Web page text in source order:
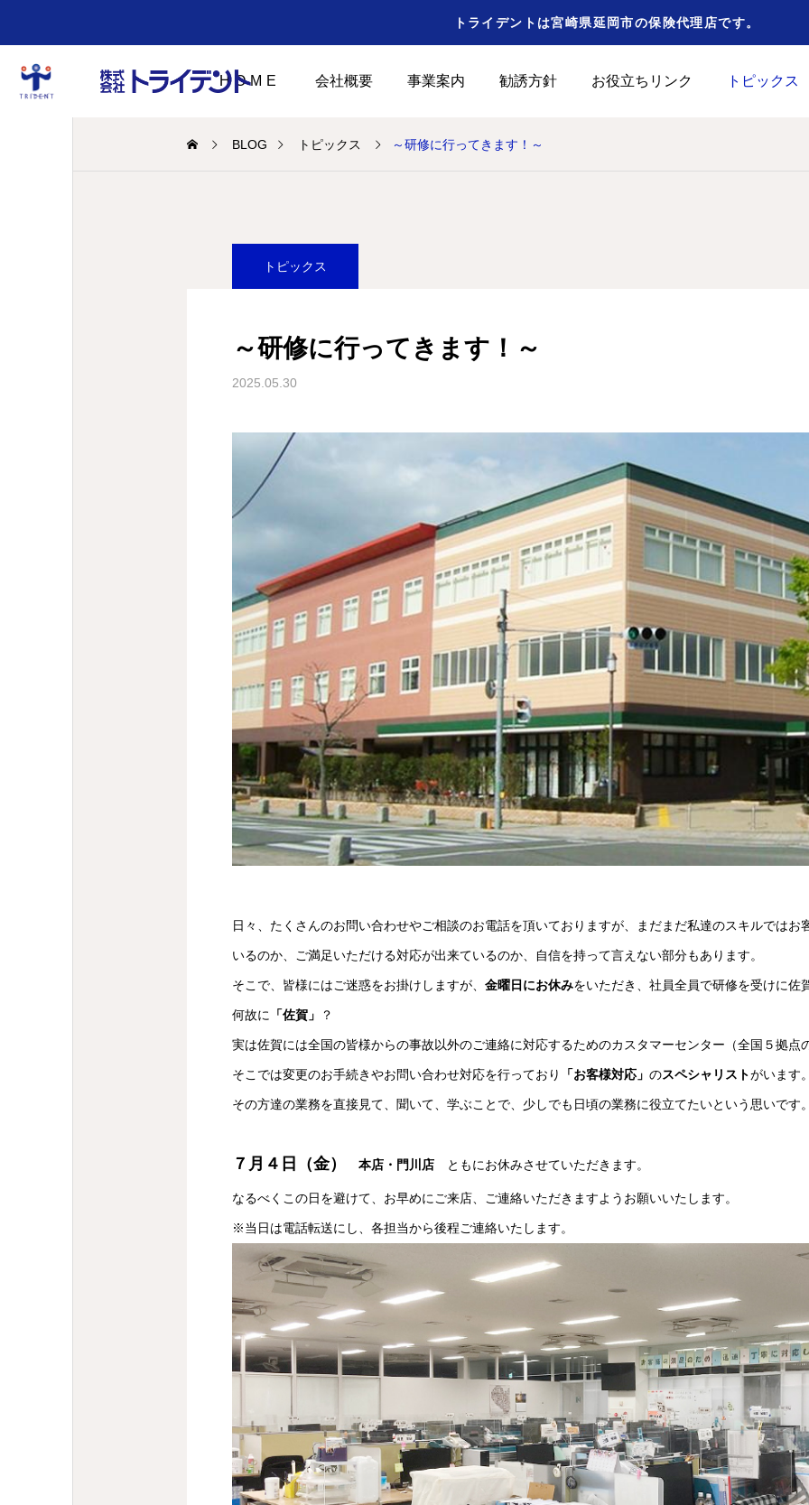
トライデントは宮崎県延岡市の保険代理店です。
HOME 会社概要 事業案内 勧誘方針 お役立ちリンク トピックス
BLOG トピックス ～研修に行ってきます！～
トピックス
～研修に行ってきます！～
2025.05.30
日々、たくさんのお問い合わせやご相談のお電話を頂いておりますが、まだまだ私達のスキルではお
いるのか、ご満足いただける対応が出来ているのか、自信を持って言えない部分もあります。
そこで、皆様にはご迷惑をお掛けしますが、 金曜日にお休みをいただき、社員全員で研修を受けに佐
何故に 「佐賀」 ？
実は佐賀には全国の皆様からの事故以外のご連絡に対応するためのカスタマーセンター（全国５拠点
そこでは変更のお手続きやお問い合わせ対応を行っており 「お客様対応」 のスペシャリストがいます
その方達の業務を直接見て、聞いて、学ぶことで、少しでも日頃の業務に役立てたいという思いです
７月４日（金） 本店・門川店 ともにお休みさせていただきます。
なるべくこの日を避けて、お早めにご来店、ご連絡いただきますようお願いいたします。
※当日は電話転送にし、各担当から後程ご連絡いたします。